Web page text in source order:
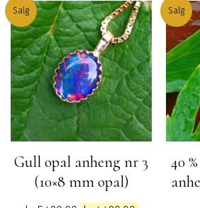
Salg
Gull opal anheng nr 3
(10×8 mm opal)
Salg
40